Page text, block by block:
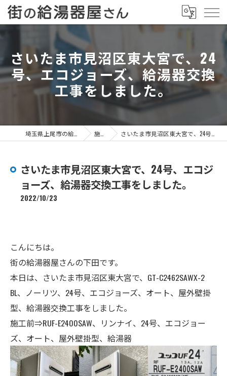
さいたま市見沼区東大宮で、24
号、エコジョーズ、給湯器交換
工事をしました。
埼玉県上尾市の給湯器なら街の給湯器屋さん 施工事例 さいたま市見沼区東大宮で、24号、エコジョーズ、給湯器交換工事をしました。
さいたま市見沼区東大宮で、24号、エコジ
ョーズ、給湯器交換工事をしました。
2022/10/23
こんにちは。
街の給湯器屋さんの下田です。
本日は、さいたま市見沼区東大宮で、GT-C2462SAWX-2
BL、ノーリツ、24号、エコジョーズ、オート、屋外壁掛
型、給湯器交換工事をしました。
施工前⇒RUF-E2400SAW、リンナイ、24号、エコジョー
ズ、オート、屋外壁掛型、給湯器